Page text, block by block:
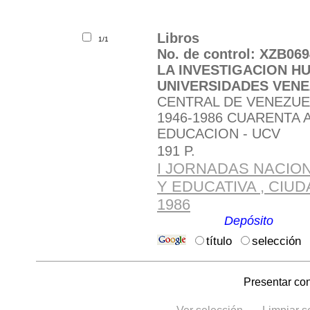
1/1
Libros
No. de control:
LA INVESTIGACION
UNIVERSIDADES
CENTRAL DE
1946-1986 CUARENTA
EDUCACION - UCV
191 P.
I JORNADAS
Y EDUCATIVA ,
1986
Depósito
título selección
Presentar